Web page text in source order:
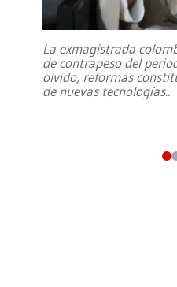
La exmagistrada
de contrapeso del
olvido, reformas
de nuevas tecnologías...